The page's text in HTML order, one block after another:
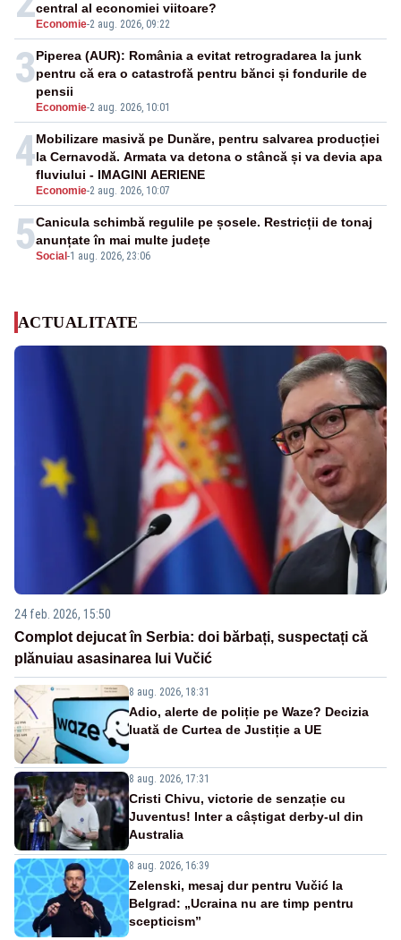
Economie-2 aug. 2026, 09:22
central al economiei viitoare?
3
Economie-2 aug. 2026, 10:01
Piperea (AUR): România a evitat retrogradarea la junk
pentru că era o catastrofă pentru bănci și fondurile de
pensii
4
Economie-2 aug. 2026, 10:07
Mobilizare masivă pe Dunăre, pentru salvarea producției
la Cernavodă. Armata va detona o stâncă și va devia apa
fluviului - IMAGINI AERIENE
5Social -1 aug. 2026, 23:06
Canicula schimbă regulile pe șosele. Restricții de tonaj
anunțate în mai multe județe
ACTUALITATE
24 feb. 2026, 15:50
Complot dejucat în Serbia: doi bărbați, suspectați că
plănuiau asasinarea lui Vučić
8 aug. 2026, 18:31
Adio, alerte de poliție pe Waze? Decizia
luată de Curtea de Justiție a UE
8 aug. 2026, 17:31
Cristi Chivu, victorie de senzație cu
Juventus! Inter a câștigat derby-ul din
Australia
8 aug. 2026, 16:39
Zelenski, mesaj dur pentru Vučić la
Belgrad: „Ucraina nu are timp pentru
scepticism”